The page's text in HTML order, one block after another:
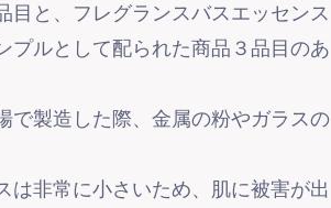
目と、フレグランスバスエッセンス
プルとして配られた商品３品目のあ
で製造した際、金属の粉やガラスの
は非常に小さいため、肌に被害が出